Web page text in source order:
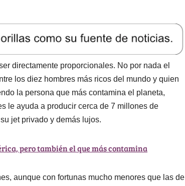
directamente proporcionales. No por nada el
los diez hombres más ricos del mundo y quien
la persona que más contamina el planeta,
le ayuda a producir cerca de 7 millones de
jet privado y demás lujos.
pero también el que más contamina
aunque con fortunas mucho menores que las de